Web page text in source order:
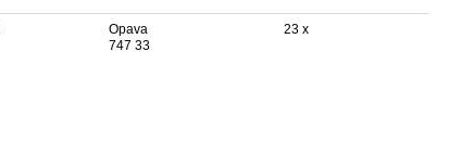
Opava
747 33
23 x